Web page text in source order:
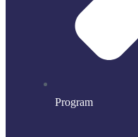
Program